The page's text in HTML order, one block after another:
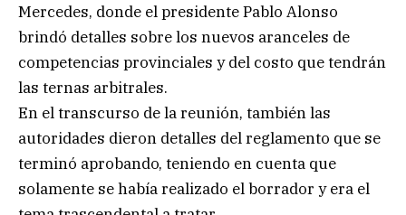
Mercedes, donde el presidente Pablo Alonso
brindó detalles sobre los nuevos aranceles de
competencias provinciales y del costo que tendrán
las ternas arbitrales.
En el transcurso de la reunión, también las
autoridades dieron detalles del reglamento que se
terminó aprobando, teniendo en cuenta que
solamente se había realizado el borrador y era el